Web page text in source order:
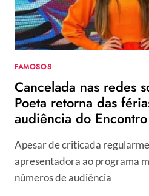
FAMOSOS
Cancelada nas redes
Poeta retorna das
audiência do Encontro
Apesar de criticada
apresentadora ao programa
números de audiência